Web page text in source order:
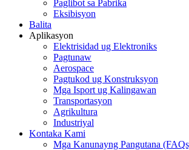
Paglibot sa Pabrika
Eksibisyon
Balita
Aplikasyon
Elektrisidad ug Elektroniks
Pagtunaw
Aerospace
Pagtukod ug Konstruksyon
Mga Isport ug Kalingawan
Transportasyon
Agrikultura
Industriyal
Kontaka Kami
Mga Kanunayng Pangutana